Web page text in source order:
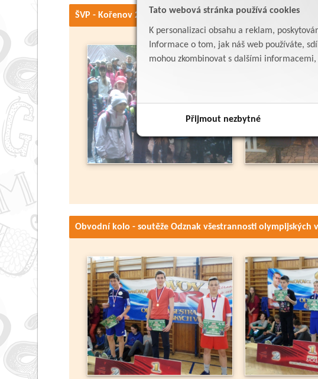
Tato webová stránka používá cookies
K personalizaci obsahu a reklam,
Informace o tom, jak náš web používáte,
mohou zkombinovat s dalšími
Přijmout nezbytné
ŠVP - Kořenov 2014
Obvodní kolo - soutěže Odznak všestrannosti olympijských